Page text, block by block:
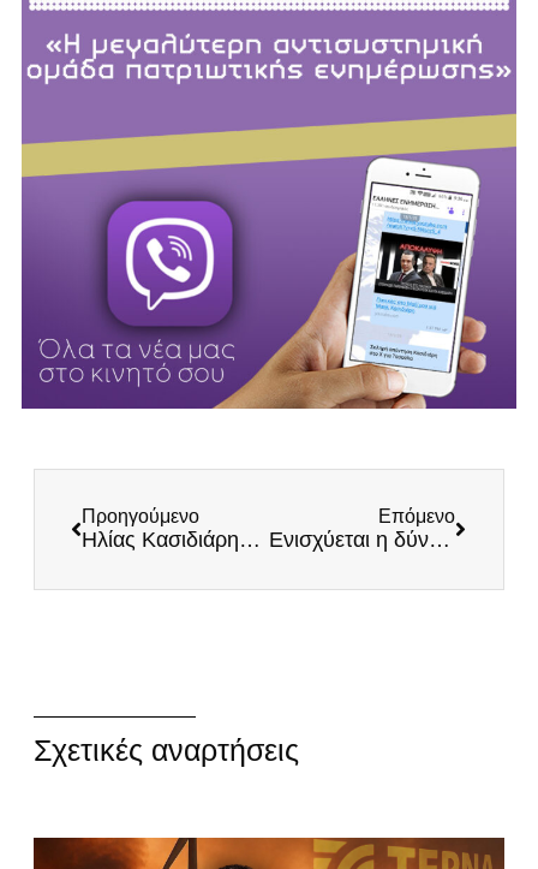
Προηγούμενο
Ηλίας Κασιδιάρης: Οργανώνεται και κυριαρχεί το Εθνικό Κόμμα ΕΛΛΗΝΕΣ
Επόμενο
Ενισχύεται η δύναμη του αληθινά πατριωτικού Εθνικού Κόμματος των ΕΛΛΗΝΩΝ
Σχετικές αναρτήσεις